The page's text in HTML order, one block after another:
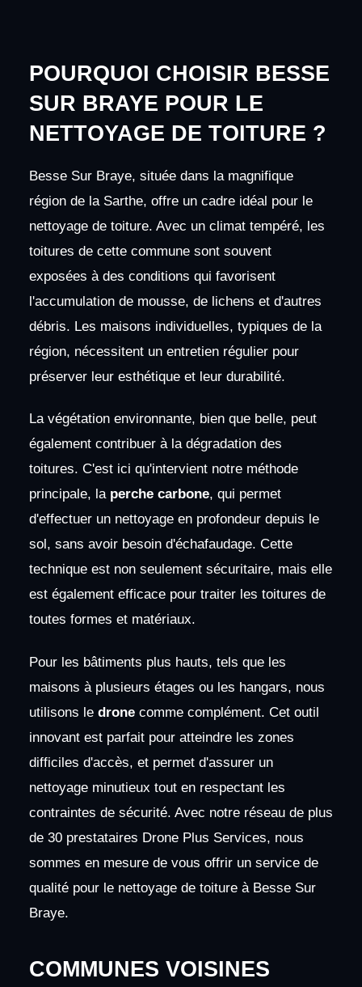
POURQUOI CHOISIR BESSE
SUR BRAYE POUR LE
NETTOYAGE DE TOITURE ?
Besse Sur Braye, située dans la magnifique
région de la Sarthe, offre un cadre idéal pour le
nettoyage de toiture. Avec un climat tempéré, les
toitures de cette commune sont souvent
exposées à des conditions qui favorisent
l'accumulation de mousse, de lichens et d'autres
débris. Les maisons individuelles, typiques de la
région, nécessitent un entretien régulier pour
préserver leur esthétique et leur durabilité.
La végétation environnante, bien que belle, peut
également contribuer à la dégradation des
toitures. C'est ici qu'intervient notre méthode
principale, la perche carbone, qui permet
d'effectuer un nettoyage en profondeur depuis le
sol, sans avoir besoin d'échafaudage. Cette
technique est non seulement sécuritaire, mais elle
est également efficace pour traiter les toitures de
toutes formes et matériaux.
Pour les bâtiments plus hauts, tels que les
maisons à plusieurs étages ou les hangars, nous
utilisons le dronecomme complément. Cet outil
innovant est parfait pour atteindre les zones
difficiles d'accès, et permet d'assurer un
nettoyage minutieux tout en respectant les
contraintes de sécurité. Avec notre réseau de plus
de 30 prestataires Drone Plus Services, nous
sommes en mesure de vous offrir un service de
qualité pour le nettoyage de toiture à Besse Sur
Braye.
COMMUNES VOISINES